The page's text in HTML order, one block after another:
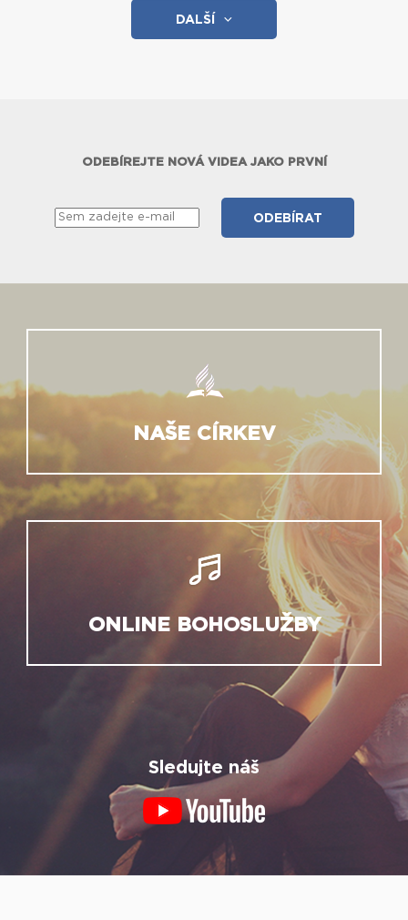
DALŠÍ
ODEBÍREJTE NOVÁ VIDEA JAKO PRVNÍ
NAŠE CÍRKEV
ONLINE BOHOSLUŽBY
Sledujte náš